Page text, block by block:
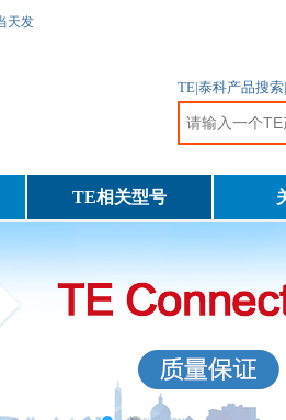
天发
TE|泰科产品搜
TE相关型号